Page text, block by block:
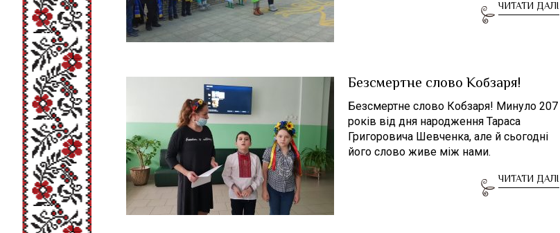
ЧИТАТИ ДАЛІ
Безсмертне слово Кобзаря!
Безсмертне слово Кобзаря! Минуло 207
років від дня народження Тараса
Григоровича Шевченка, але й сьогодні
його слово живе між нами.
ЧИТАТИ ДАЛІ